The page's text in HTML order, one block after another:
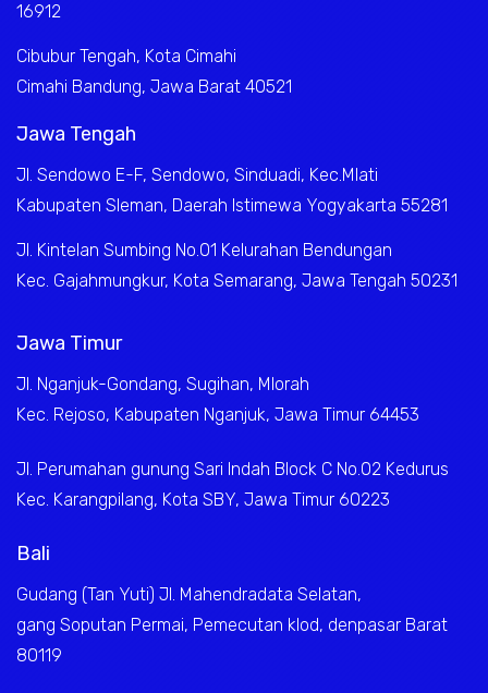
16912
Cibubur Tengah, Kota Cimahi
Cimahi Bandung, Jawa Barat 40521
Jawa Tengah
Jl. Sendowo E-F, Sendowo, Sinduadi, Kec.Mlati
Kabupaten Sleman, Daerah Istimewa Yogyakarta 55281
Jl. Kintelan Sumbing No.01 Kelurahan Bendungan
Kec. Gajahmungkur, Kota Semarang, Jawa Tengah 50231
Jawa Timur
Jl. Nganjuk-Gondang, Sugihan, Mlorah
Kec. Rejoso, Kabupaten Nganjuk, Jawa Timur 64453
Jl. Perumahan gunung Sari Indah Block C No.02 Kedurus
Kec. Karangpilang, Kota SBY, Jawa Timur 60223
Bali
Gudang (Tan Yuti) Jl. Mahendradata Selatan,
gang Soputan Permai, Pemecutan klod, denpasar Barat
80119